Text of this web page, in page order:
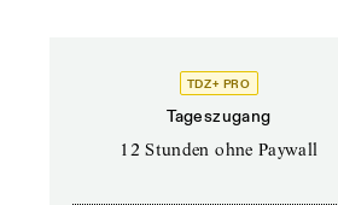
TDZ+ PRO
Tageszugang
12 Stunden ohne Paywall